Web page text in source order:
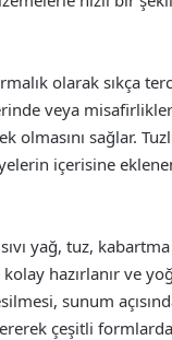
olarak sıkça
veya
olmasını sağlar.
içerisine
yağ, tuz,
hazırlanır ve
sunum
çeşitli